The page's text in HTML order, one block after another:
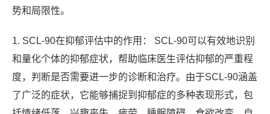
势和局限性。
1. SCL-90在抑郁评估中的作用： SCL-90可以有效地识别
和量化个体的抑郁症状，帮助临床医生评估抑郁的严重程
度，判断是否需要进一步的诊断和治疗。由于SCL-90涵盖
了广泛的症状，它能够捕捉到抑郁症的多种表现形式，包